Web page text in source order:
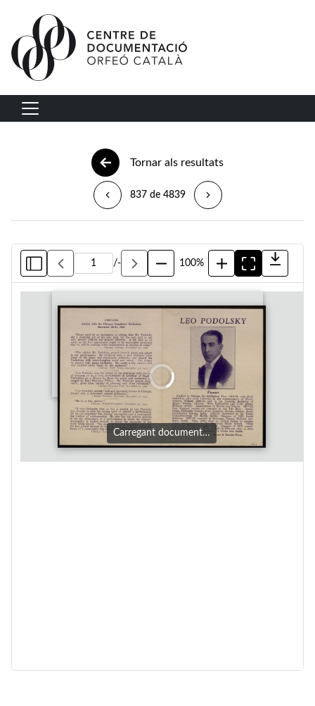
Vés al contingut
Navegació principal
Tornar als resultats
837 de 4839
/- 100%
Carregant document…